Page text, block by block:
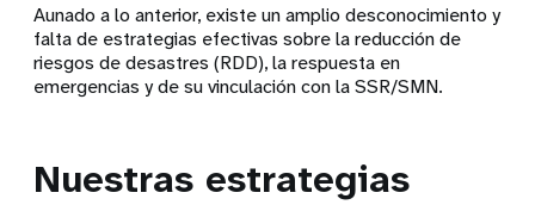
Aunado a lo anterior, existe un amplio desconocimiento y
falta de estrategias efectivas sobre la reducción de
riesgos de desastres (RDD), la respuesta en
emergencias y de su vinculación con la SSR/SMN.
Nuestras estrategias